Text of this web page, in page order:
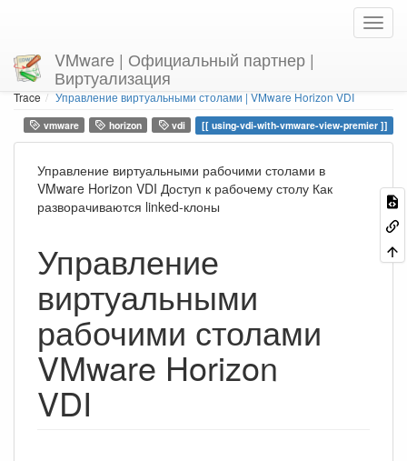
VMware | Официальный партнер |
Виртуализация
You are here
Home
Trace
Управление виртуальными столами | VMware Horizon VDI
vmware horizon vdi using-vdi-with-vmware-view-premier
Управление виртуальными рабочими столами в
VMware Horizon VDI Доступ к рабочему столу Как
разворачиваются linked-клоны
Управление
виртуальными
рабочими столами
VMware Horizon
VDI